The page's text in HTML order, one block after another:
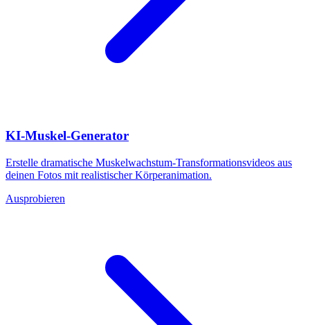
KI-Muskel-Generator
Erstelle dramatische Muskelwachstum-Transformationsvideos aus
deinen Fotos mit realistischer Körperanimation.
Ausprobieren